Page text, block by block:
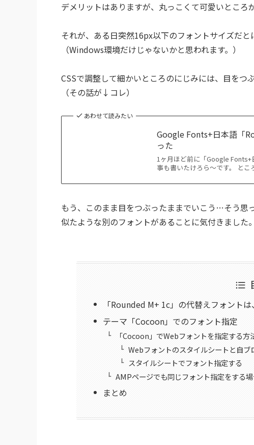
デメリットはありますが、丸っこくて可愛いところ
それが、ある日突然16px以下のフォントサイズだ
（Windows環境だけじゃないかと思われます。）
CSSで調整して細かいところのにじみには、目を
（その話が↓コレ）
あわせて読みたい
Google Fonts+日本語「
った
1ヶ月ほど前に「Google
事も書いたけろら～です。 と
もう、このまま目をつぶったままでいこう…そう思
似たような別のフォントがあることに気付きました。
「Rounded M+ 1c」の代替えフォントは
テーマ「Cocoon」でのフォント指定
「Cocoon」でWebフォントを指定する方
Webフォントのスタイルシートと自ブ
スタイルシートでフォント指定する
AMPページでも同じフォント指定をする
まとめ